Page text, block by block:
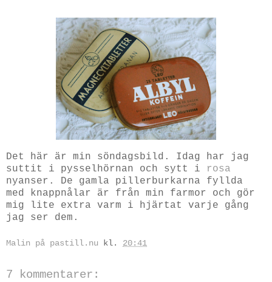
Det här är min söndagsbild. Idag har jag
suttit i pysselhörnan och sytt i
rosa
nyanser. De gamla pillerburkarna fyllda
med knappnålar är från min farmor och gör
mig lite extra varm i hjärtat varje gång
jag ser dem.
Malin på pastill.nu kl. 20:41
7 kommentarer: